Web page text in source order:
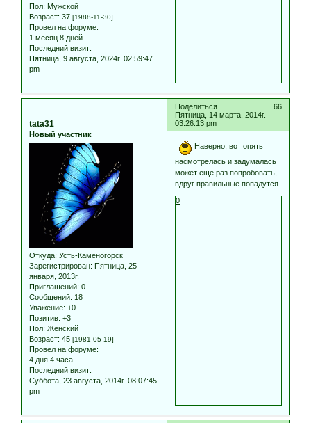
Пол: Мужской
Возраст: 37 [1988-11-30]
Провел на форуме:
1 месяц 8 дней
Последний визит:
Пятница, 9 августа, 2024г. 02:59:47
pm
Поделиться
66
Пятница, 14 марта, 2014г.
03:26:13 pm
tata31
Новый участник
Откуда: Усть-Каменогорск
Зарегистрирован: Пятница, 25
января, 2013г.
Приглашений: 0
Сообщений: 18
Уважение: +0
Позитив: +3
Пол: Женский
Возраст: 45 [1981-05-19]
Провел на форуме:
4 дня 4 часа
Последний визит:
Суббота, 23 августа, 2014г. 08:07:45
pm
Наверно, вот опять
насмотрелась и задумалась
может еще раз попробовать,
вдруг правильные попадутся.
0